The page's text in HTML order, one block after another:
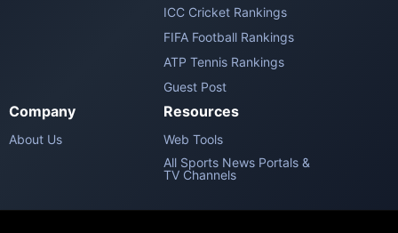
ICC Cricket Rankings
FIFA Football Rankings
ATP Tennis Rankings
Guest Post
Company
About Us
Resources
Web Tools
All Sports News Portals &
TV Channels